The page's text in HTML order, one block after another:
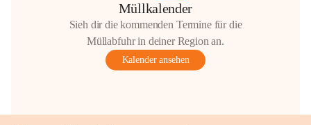
Müllkalender
Sieh dir die kommenden Termine für die
Müllabfuhr in deiner Region an.
Kalender ansehen